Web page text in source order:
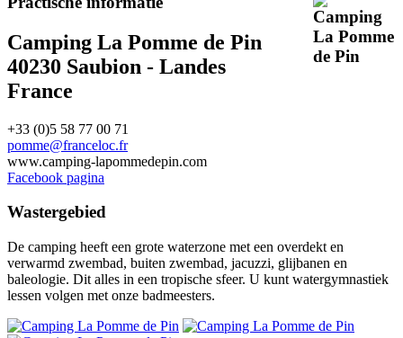
Camping La Pomme de Pin
40230 Saubion - Landes
France
+33 (0)5 58 77 00 71
pomme@franceloc.fr
www.camping-lapommedepin.com
Facebook pagina
Wastergebied
De camping heeft een grote waterzone met een overdekt en
verwarmd zwembad, buiten zwembad, jacuzzi, glijbanen en
baleologie. Dit alles in een tropische sfeer. U kunt watergymnastiek
lessen volgen met onze badmeesters.